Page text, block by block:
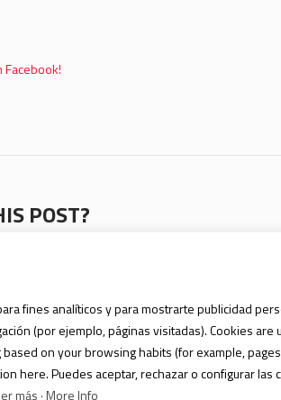
fines analíticos y para mostrarte publicidad
(por ejemplo, páginas visitadas). Cookies are
on your browsing habits (for example,
here. Puedes aceptar, rechazar o configurar las
más · More Info
Facebook!
POST?